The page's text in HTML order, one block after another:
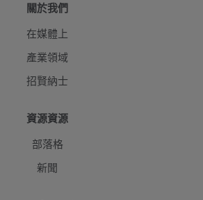
關於我們
在媒體上
產業領域
招賢納士
資源資源
部落格
新聞